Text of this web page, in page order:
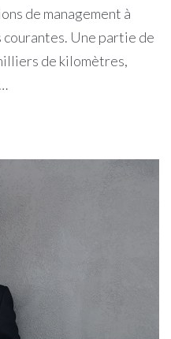
de management à
courantes. Une partie de
de kilomètres,